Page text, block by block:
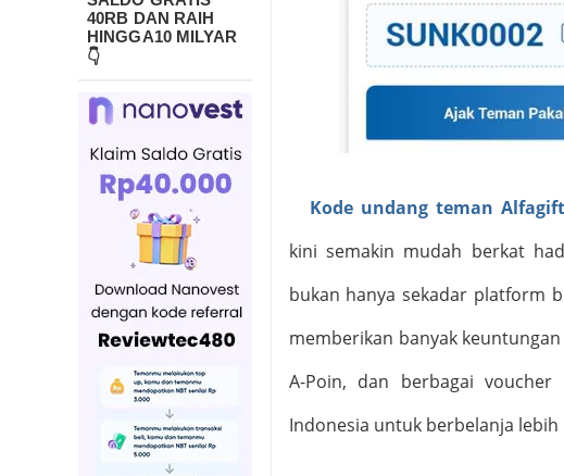
Kode undang teman
kini semakin mudah berkat
bukan hanya sekadar platform
memberikan banyak
A-Poin, dan berbagai
Indonesia untuk berbelanja lebih
40RB DAN RAIH
HINGGA10 MILYAR
👇